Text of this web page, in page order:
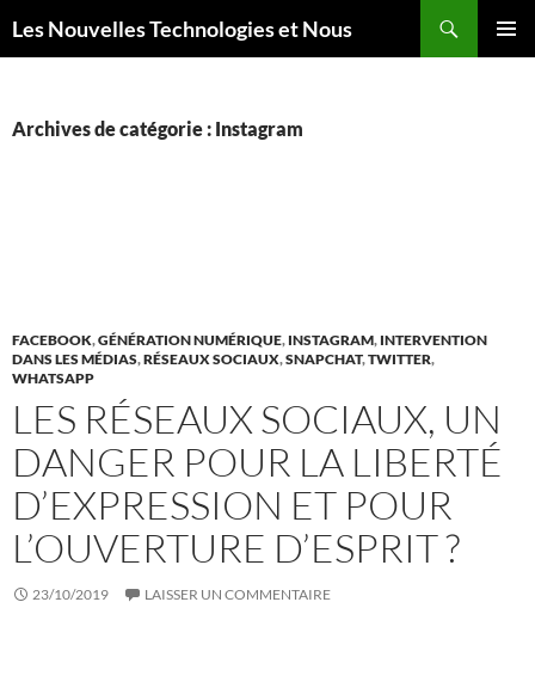
auLes Nouvelles Technologies et Nous
Archives de catégorie : Instagram
FACEBOOK,GÉNÉRATION NUMÉRIQUE, INSTAGRAM, INTERVENTION
DANS LES MÉDIAS,RÉSEAUX SOCIAUX,SNAPCHAT,TWITTER,
WHATSAPP
LES RÉSEAUX SOCIAUX, UN
DANGER POUR LA LIBERTÉ
D’EXPRESSION ET POUR
L’OUVERTURE D’ESPRIT ?
23/10/2019 LAISSER UN COMMENTAIRE